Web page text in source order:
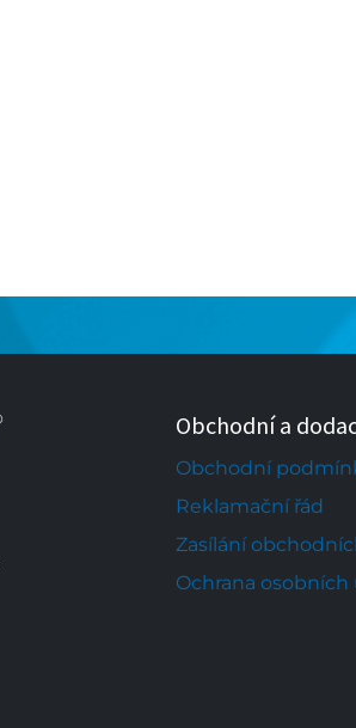
Obchodní a
Obchodní
Reklamační řád
Zasílání
Ochrana osobních